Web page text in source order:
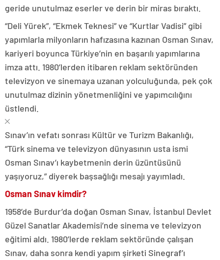
geride unutulmaz eserler ve derin bir miras bıraktı.
“Deli Yürek”, “Ekmek Teknesi” ve “Kurtlar Vadisi” gibi
yapımlarla milyonların hafızasına kazınan Osman Sınav,
kariyeri boyunca Türkiye’nin en başarılı yapımlarına
imza attı. 1980’lerden itibaren reklam sektöründen
televizyon ve sinemaya uzanan yolculuğunda, pek çok
unutulmaz dizinin yönetmenliğini ve yapımcılığını
üstlendi.
Sınav’ın vefatı sonrası Kültür ve Turizm Bakanlığı,
“Türk sinema ve televizyon dünyasının usta ismi
Osman Sınav’ı kaybetmenin derin üzüntüsünü
yaşıyoruz,” diyerek başsağlığı mesajı yayımladı.
Osman Sınav kimdir?
1958’de Burdur’da doğan Osman Sınav, İstanbul Devlet
Güzel Sanatlar Akademisi’nde sinema ve televizyon
eğitimi aldı. 1980’lerde reklam sektöründe çalışan
Sınav, daha sonra kendi yapım şirketi Sinegraf’ı